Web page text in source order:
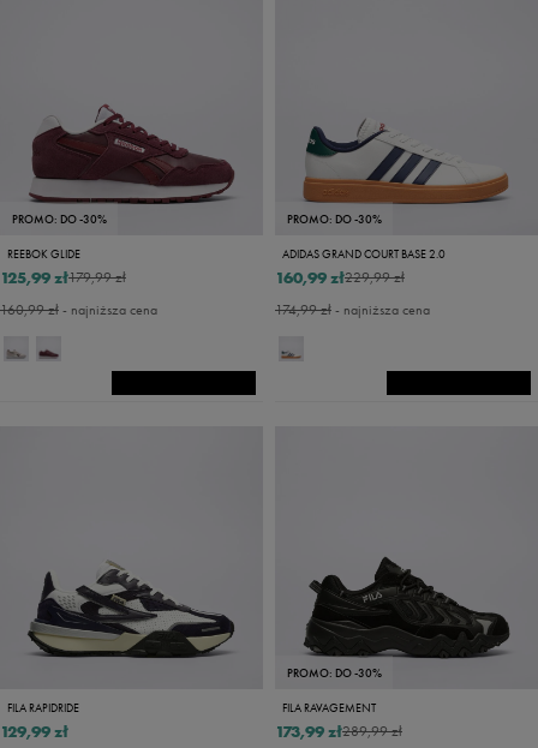
PROMO: DO -30%
REEBOK GLIDE
179,99 zł
125,99 zł
160,99 zł- najniższa cena
PROMO: DO -30%
ADIDAS GRAND COURT BASE 2.0
229,99 zł
160,99 zł
174,99 zł- najniższa cena
FILA RAPIDRIDE
129,99 zł
PROMO: DO -30%
FILA RAVAGEMENT
289,99 zł
173,99 zł